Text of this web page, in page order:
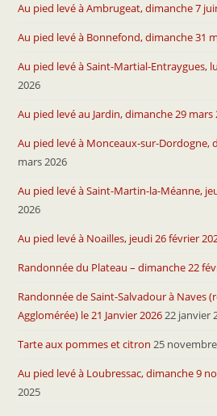
Au pied levé à Ambrugeat, dimanche 7
Au pied levé à Bonnefond, dimanche 31
Au pied levé à Saint-Martial-Entraygues,
2026
Au pied levé au Jardin, dimanche 29 mars
Au pied levé à Monceaux-sur-Dordogne,
mars 2026
Au pied levé à Saint-Martin-la-Méanne,
2026
Au pied levé à Noailles, jeudi 26 février
Randonnée du Plateau – dimanche 22
Randonnée de Saint-Salvadour à Naves
Agglomérée) le 21 Janvier 202622 janvier
Tarte aux pommes et citron 25
Au pied levé à Loubressac, dimanche 9
2025